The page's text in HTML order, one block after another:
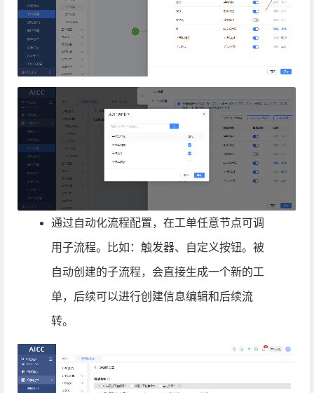
通过自动化流程配置，在工单任意节点可调
用子流程。比如：触发器、自定义按钮。被
自动创建的子流程，会直接生成一个新的工
单，后续可以进行创建信息编辑和后续流
转。